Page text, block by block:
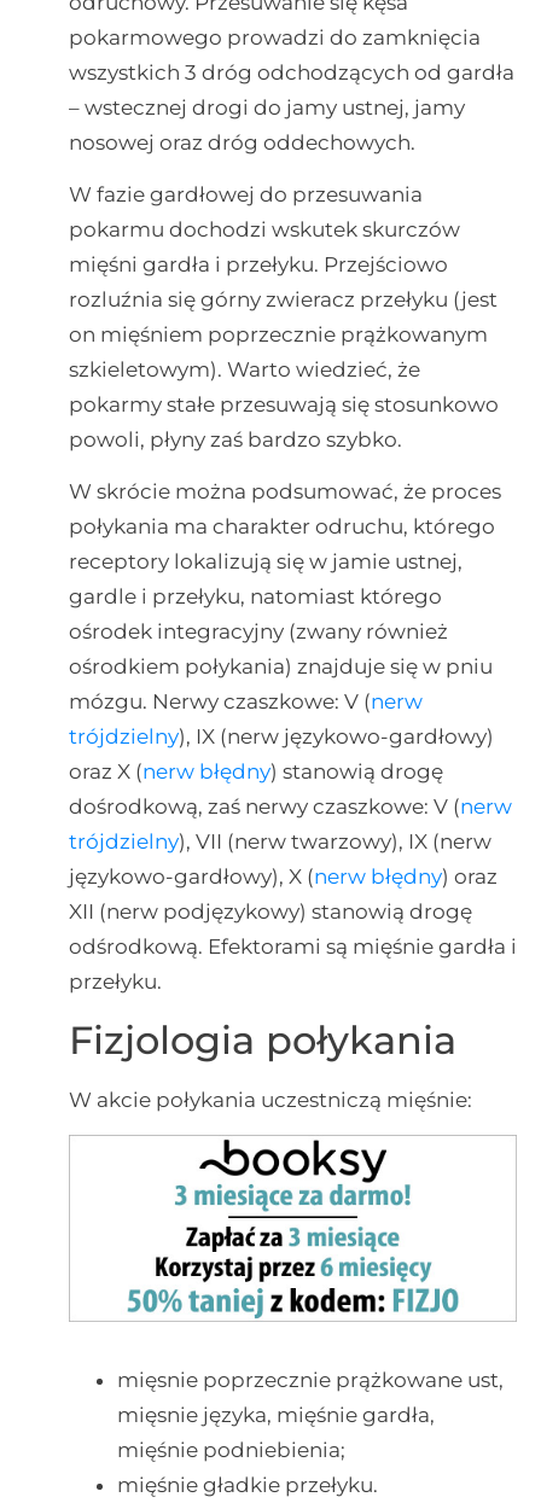
pokarmowego prowadzi do zamknięcia
wszystkich 3 dróg odchodzących od gardła
– wstecznej drogi do jamy ustnej, jamy
nosowej oraz dróg oddechowych.
W fazie gardłowej do przesuwania
pokarmu dochodzi wskutek skurczów
mięśni gardła i przełyku. Przejściowo
rozluźnia się górny zwieracz przełyku (jest
on mięśniem poprzecznie prążkowanym
szkieletowym). Warto wiedzieć, że
pokarmy stałe przesuwają się stosunkowo
powoli, płyny zaś bardzo szybko.
W skrócie można podsumować, że proces
połykania ma charakter odruchu, którego
receptory lokalizują się w jamie ustnej,
gardle i przełyku, natomiast którego
ośrodek integracyjny (zwany również
ośrodkiem połykania) znajduje się w pniu
mózgu. Nerwy czaszkowe: V (nerw
trójdzielny), IX (nerw językowo-gardłowy)
oraz X (nerw błędny) stanowią drogę
dośrodkową, zaś nerwy czaszkowe: V (nerw
trójdzielny), VII (nerw twarzowy), IX (nerw
językowo-gardłowy), X (nerw błędny) oraz
XII (nerw podjęzykowy) stanowią drogę
odśrodkową. Efektorami są mięśnie gardła i
przełyku.
Fizjologia połykania
W akcie połykania uczestniczą mięśnie:
mięsnie poprzecznie prążkowane ust,
mięsnie języka, mięśnie gardła,
mięśnie podniebienia;
mięśnie gładkie przełyku.